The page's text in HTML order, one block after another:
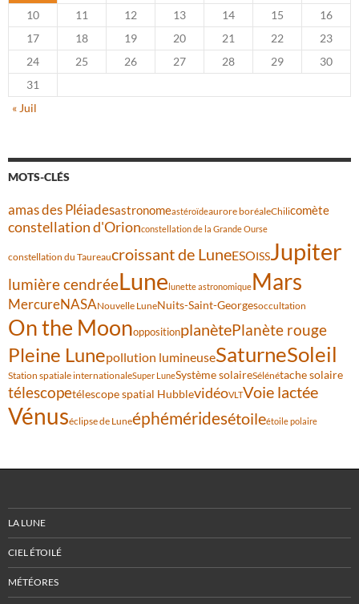
10
11 12 13 14 15
16
17
18 19 20 21 22
23
24
25 26 27 28 29
30
31
« Juil
MOTS-CLÉS
amas des Pléiadesastronomeastéroïdeaurore boréaleChilicomète
constellation d'Orionconstellation de la Grande Ourse
constellation du Taureaucroissant de LuneESOISSJupiter
lumière cendréeLunelunette astronomiqueMars
MercureNASANouvelle LuneNuits-Saint-Georgesoccultation
On the MoonoppositionplanètePlanète rouge
Pleine Lunepollution lumineuseSaturneSoleil
Station spatiale internationaleSuper LuneSystème solaireSélénétache solaire
télescopetélescope spatial HubblevidéoVLTVoie lactée
Vénuséclipse de Luneéphéméridesétoileétoile polaire
LA LUNE
CIEL ÉTOILÉ
MÉTÉORES